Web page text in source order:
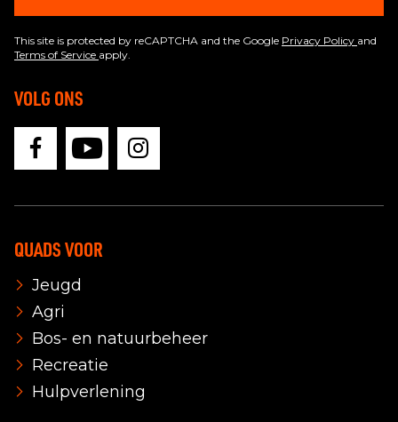
This site is protected by reCAPTCHA and the Google Privacy Policy and
Terms of Service apply.
VOLG ONS
QUADS VOOR
Jeugd
Agri
Bos- en natuurbeheer
Recreatie
Hulpverlening